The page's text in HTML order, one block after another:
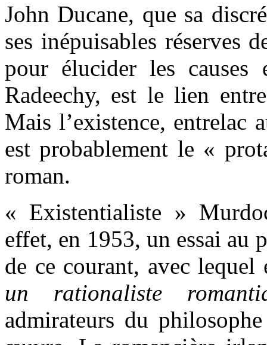
John Ducane, que sa
ses inépuisables réserves
pour élucider les
Radeechy, est le lien
Mais l’existence, entrelac
est probablement le «
roman.
« Existentialiste »
effet, en 1953, un essai au
de ce courant, avec
un rationaliste
admirateurs du